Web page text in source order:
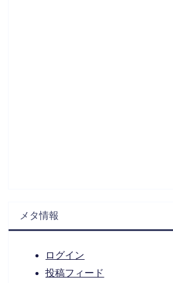
メタ情報
ログイン
投稿フィード